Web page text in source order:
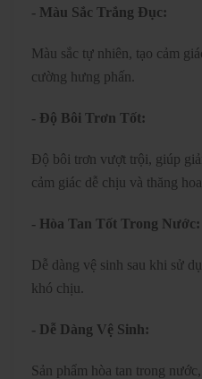
- Màu Sắc Trắng Đục:
Màu sắc tự nhiên, tạo cảm
cường hưng phấn.
- Độ Bôi Trơn Tốt:
Độ bôi trơn vượt trội, giúp
cảm giác dễ chịu và thăng
- Hòa Tan Tốt Trong Nước:
Dễ dàng vệ sinh sau khi sử
khó chịu.
- Dễ Dàng Vệ Sinh:
Sản phẩm hòa tan trong